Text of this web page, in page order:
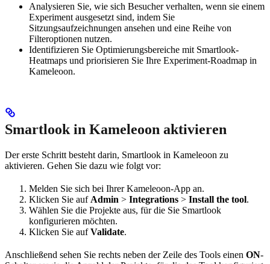
Analysieren Sie, wie sich Besucher verhalten, wenn sie einem
Experiment ausgesetzt sind, indem Sie
Sitzungsaufzeichnungen ansehen und eine Reihe von
Filteroptionen nutzen.
Identifizieren Sie Optimierungsbereiche mit Smartlook-
Heatmaps und priorisieren Sie Ihre Experiment-Roadmap in
Kameleoon.
Smartlook in Kameleoon aktivieren
Der erste Schritt besteht darin, Smartlook in Kameleoon zu
aktivieren. Gehen Sie dazu wie folgt vor:
Melden Sie sich bei Ihrer Kameleoon-App an.
Klicken Sie auf Admin > Integrations > Install the tool.
Wählen Sie die Projekte aus, für die Sie Smartlook
konfigurieren möchten.
Klicken Sie aufValidate.
Anschließend sehen Sie rechts neben der Zeile des Tools einen ON-